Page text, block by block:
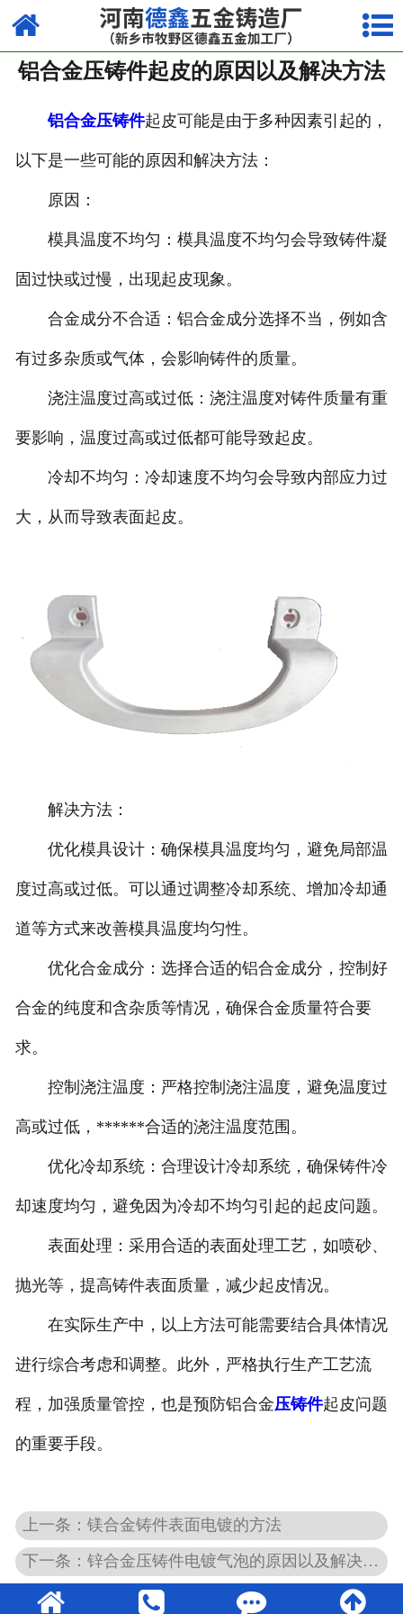
网站首页
走进我们
产品中心
视频中心
铝合金压铸件起皮的原因以及解决方法
铝合金压铸件起皮可能是由于多种因素引起的，
以下是一些可能的原因和解决方法：
原因：
模具温度不均匀：模具温度不均匀会导致铸件凝
固过快或过慢，出现起皮现象。
合金成分不合适：铝合金成分选择不当，例如含
有过多杂质或气体，会影响铸件的质量。
浇注温度过高或过低：浇注温度对铸件质量有重
要影响，温度过高或过低都可能导致起皮。
冷却不均匀：冷却速度不均匀会导致内部应力过
大，从而导致表面起皮。
解决方法：
优化模具设计：确保模具温度均匀，避免局部温
度过高或过低。可以通过调整冷却系统、增加冷却通
道等方式来改善模具温度均匀性。
优化合金成分：选择合适的铝合金成分，控制好
合金的纯度和含杂质等情况，确保合金质量符合要
求。
控制浇注温度：严格控制浇注温度，避免温度过
高或过低，******合适的浇注温度范围。
优化冷却系统：合理设计冷却系统，确保铸件冷
却速度均匀，避免因为冷却不均匀引起的起皮问题。
表面处理：采用合适的表面处理工艺，如喷砂、
抛光等，提高铸件表面质量，减少起皮情况。
在实际生产中，以上方法可能需要结合具体情况
进行综合考虑和调整。此外，严格执行生产工艺流
程，加强质量管控，也是预防铝合金压铸件起皮问题
的重要手段。
上一条：镁合金铸件表面电镀的方法
下一条：锌合金压铸件电镀气泡的原因以及解决方法